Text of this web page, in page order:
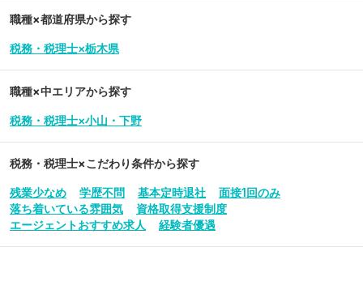
職種×都道府県から探す
税務・税理士×栃木県
職種×中エリアから探す
税務・税理士×小山・下野
税務・税理士×こだわり条件から探す
残業少なめ 学歴不問 基本定時退社
面接1回のみ
落ち着いている雰囲気
資格取得支援制度
エージェントおすすめ求人
経験者優遇